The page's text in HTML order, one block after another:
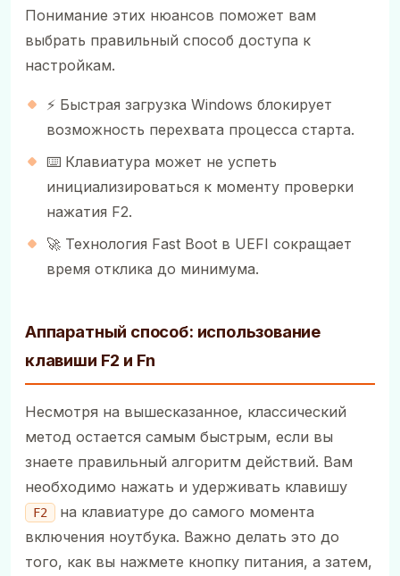
Понимание этих нюансов поможет вам
выбрать правильный способ доступа к
настройкам.
⚡ Быстрая загрузка Windows блокирует
возможность перехвата процесса старта.
⌨️ Клавиатура может не успеть
инициализироваться к моменту проверки
нажатия F2.
🚀 Технология Fast Boot в UEFI сокращает
время отклика до минимума.
Аппаратный способ: использование
клавиши F2 и Fn
Несмотря на вышесказанное, классический
метод остается самым быстрым, если вы
знаете правильный алгоритм действий. Вам
необходимо нажать и удерживать клавишу
F2
на клавиатуре до самого момента
включения ноутбука. Важно делать это до
того, как вы нажмете кнопку питания, а затем,